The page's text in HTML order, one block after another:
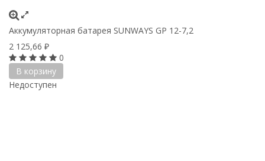
Аккумуляторная батарея SUNWAYS GP 12-7,2
2 125,66 ₽
0
В корзину
Недоступен